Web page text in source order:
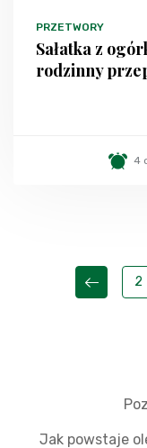
PRZETWORY
Sałatka z
rodzinny
4
2
Jak powstaje